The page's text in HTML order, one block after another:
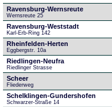
Ravensburg-Wernsreute
Wernsreute 25
Ravensburg-Weststadt
Karl-Erb-Ring 142
Rheinfelden-Herten
Eggbergstr. 10a
Riedlingen-Neufra
Riedlinger Strasse
Scheer
Fliederweg
Schelklingen-Gundershofen
Schwarzer-Straße 14